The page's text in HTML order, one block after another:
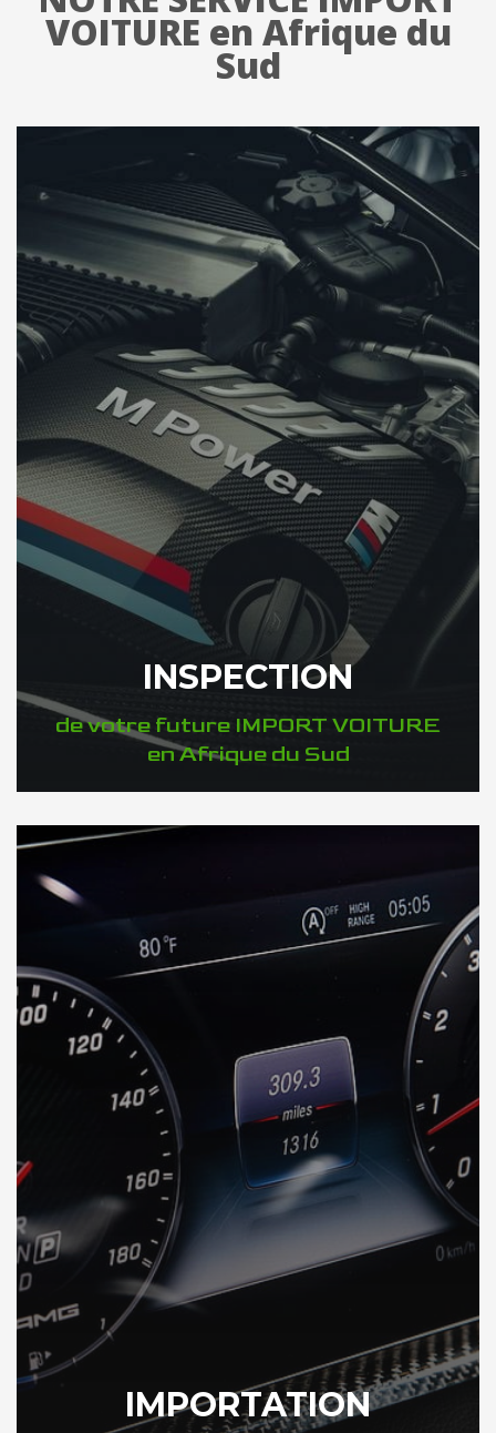
VOITURE en Afrique du
Sud
INSPECTION
de votre future IMPORT VOITURE
en Afrique du Sud
DÉCOUVREZ VOTRE INSPECTION AUTO en Afrique du Sud
IMPORTATION